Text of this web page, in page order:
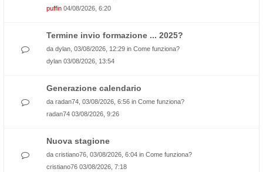
puffin 04/08/2026, 6:20
Termine invio formazione ... 2025?
da dylan , 03/08/2026, 12:29 in Come funziona?
dylan 03/08/2026, 13:54
Generazione calendario
da radan74 , 03/08/2026, 6:56 in Come funziona?
radan74 03/08/2026, 9:26
Nuova stagione
da cristiano76 , 03/08/2026, 6:04 in Come funziona?
cristiano76 03/08/2026, 7:18